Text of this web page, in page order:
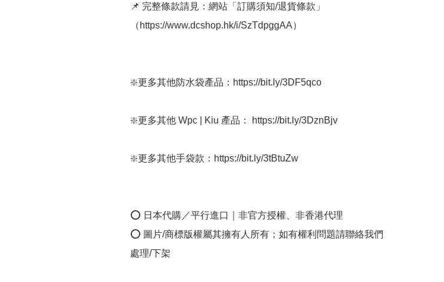
📌 完整條款請見：網站「訂購須知/退貨條款」
（https://www.dcshop.hk/i/SzTdpggAA）
❇️更多其他防水袋產品：https://bit.ly/3DF5qco
❇️更多其他 Wpc | Kiu 產品： https://bit.ly/3DznBjv
❇️更多其他手袋款：https://bit.ly/3tBtuZw
⭕ 日本代購／平行進口｜非官方授權、非香港代理
⭕ 圖片/商標版權屬其擁有人所有；如有權利問題請聯絡我們
處理/下架